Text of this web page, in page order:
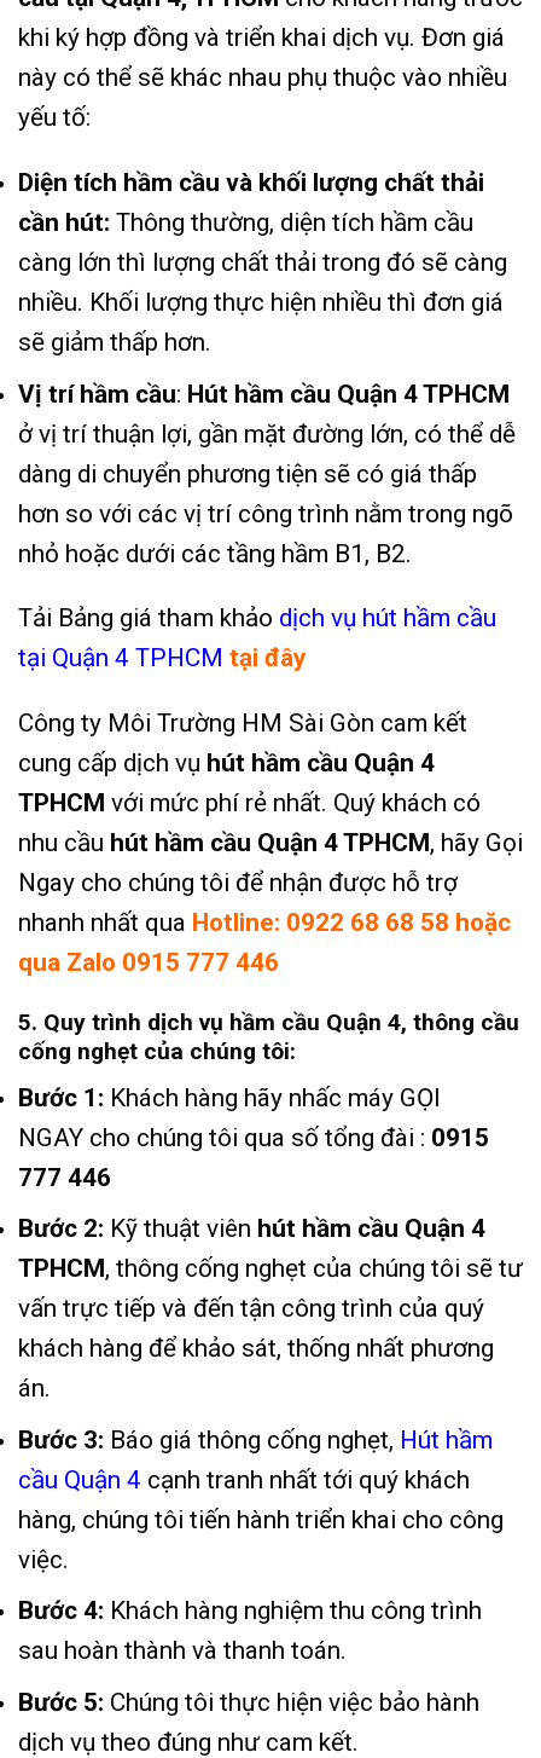
khi ký hợp đồng và triển khai dịch vụ. Đơn giá
này có thể sẽ khác nhau phụ thuộc vào nhiều
yếu tố:
Diện tích hầm cầu và khối lượng chất thải
cần hút: Thông thường, diện tích hầm cầu
càng lớn thì lượng chất thải trong đó sẽ càng
nhiều. Khối lượng thực hiện nhiều thì đơn giá
sẽ giảm thấp hơn.
Vị trí hầm cầu: Hút hầm cầu Quận 4 TPHCM
ở vị trí thuận lợi, gần mặt đường lớn, có thể dễ
dàng di chuyển phương tiện sẽ có giá thấp
hơn so với các vị trí công trình nằm trong ngõ
nhỏ hoặc dưới các tầng hầm B1, B2.
Tải Bảng giá tham khảo dịch vụ hút hầm cầu
tại Quận 4 TPHCM tại đây
Công ty Môi Trường HM Sài Gòn cam kết
cung cấp dịch vụ hút hầm cầu Quận 4
TPHCM với mức phí rẻ nhất. Quý khách có
nhu cầu hút hầm cầu Quận 4 TPHCM, hãy Gọi
Ngay cho chúng tôi để nhận được hỗ trợ
nhanh nhất qua Hotline: 0922 68 68 58 hoặc
qua Zalo 0915 777 446
5. Quy trình dịch vụ hầm cầu Quận 4, thông cầu
cống nghẹt của chúng tôi:
Bước 1: Khách hàng hãy nhấc máy GỌI
NGAY cho chúng tôi qua số tổng đài : 0915
777 446
Bước 2: Kỹ thuật viên hút hầm cầu Quận 4
TPHCM, thông cống nghẹt của chúng tôi sẽ tư
vấn trực tiếp và đến tận công trình của quý
khách hàng để khảo sát, thống nhất phương
án.
Bước 3: Báo giá thông cống nghẹt, Hút hầm
cầu Quận 4 cạnh tranh nhất tới quý khách
hàng, chúng tôi tiến hành triển khai cho công
việc.
Bước 4: Khách hàng nghiệm thu công trình
sau hoàn thành và thanh toán.
Bước 5: Chúng tôi thực hiện việc bảo hành
dịch vụ theo đúng như cam kết.